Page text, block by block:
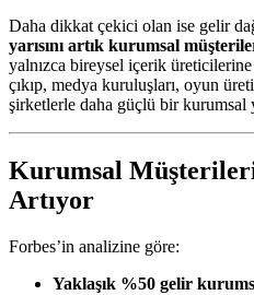
Daha dikkat çekici olan ise gelir
yarısını artık kurumsal
yalnızca bireysel içerik
çıkıp, medya kuruluşları, oyun
şirketlerle daha güçlü bir kurumsal
Kurumsal
Artıyor
Forbes’in analizine göre:
Yaklaşık %50 gelir